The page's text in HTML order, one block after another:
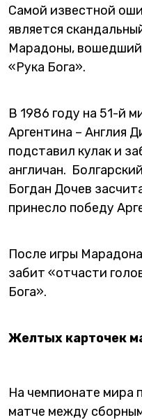
Самой известной
является
Марадоны,
«Рука Бога».
В 1986 году на 51-й
Аргентина – Англия
подставил кулак и
англичан.
Богдан Дочев
принесло победу
После игры
забит «отчасти
Бога».
Желтых карточек
На чемпионате мира
матче между